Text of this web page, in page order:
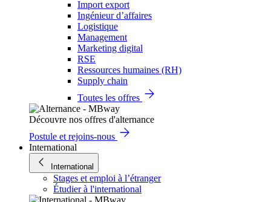
Import export
Ingénieur d’affaires
Logistique
Management
Marketing digital
RSE
Ressources humaines (RH)
Supply chain
Toutes les offres
Découvre nos offres d'alternance
Postule et rejoins-nous
International
International
Stages et emploi à l’étranger
Étudier à l'international